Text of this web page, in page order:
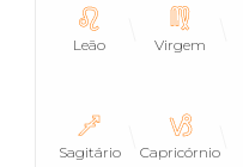
Leão Virgem
Sagitário Capricórnio